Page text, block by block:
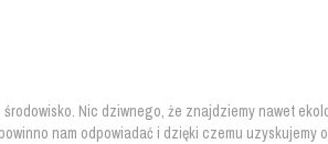
Nic dziwnego, że znajdziemy nawet
nam odpowiadać i dzięki czemu uzyskujemy